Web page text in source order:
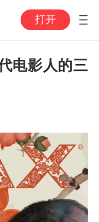
打开
电影人的三